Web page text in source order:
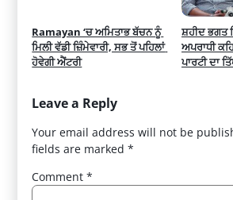
Ramayan ‘ਚ ਅਮਿਤਾਭ ਬੱਚਨ ਨੂੰ
ਮਿਲੀ ਵੱਡੀ ਜ਼ਿੰਮੇਵਾਰੀ, ਸਭ ਤੋਂ ਪਹਿਲਾਂ
ਹੋਵੇਗੀ ਐਂਟਰੀ
ਸ਼ਹੀਦ ਭਗਤ
ਅਪਰਾਧੀ
ਪਾਰਟੀ ਦਾ
Leave a Reply
Your email address will not be
fields are marked*
Comment*